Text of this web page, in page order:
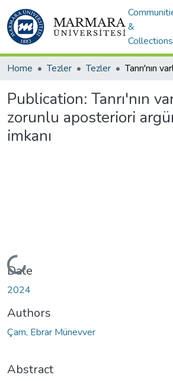
&
Collections
Home Tezler Tezler
Publication: Tanrı'nın
zorunlu aposteriori
imkanı
Loading...
Date
2024
Authors
Çam, Ebrar Münevver
Abstract